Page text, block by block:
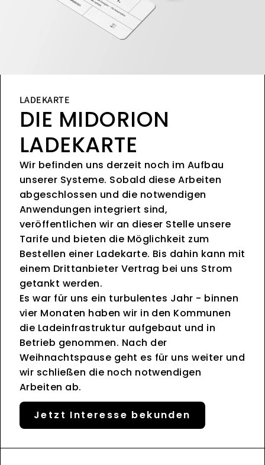
LADEKARTE
DIE MIDORION
LADEKARTE
Wir befinden uns derzeit noch im Aufbau
unserer Systeme. Sobald diese Arbeiten
abgeschlossen und die notwendigen
Anwendungen integriert sind,
veröffentlichen wir an dieser Stelle unsere
Tarife und bieten die Möglichkeit zum
Bestellen einer Ladekarte. Bis dahin kann mit
einem Drittanbieter Vertrag bei uns Strom
getankt werden.
Es war für uns ein turbulentes Jahr - binnen
vier Monaten haben wir in den Kommunen
die Ladeinfrastruktur aufgebaut und in
Betrieb genommen. Nach der
Weihnachtspause geht es für uns weiter und
wir schließen die noch notwendigen
Arbeiten ab.
Jetzt Interesse bekunden